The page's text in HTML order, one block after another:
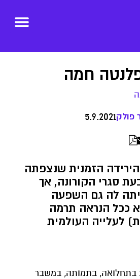
פלנטה חמה
פולק5.9.2021
הזמנית שנצפתה
סגרי הקורונה, אך
לה גם השפעה
ככל הנראה תרמה
לעלייה העולמית
בתמותה, במשבר